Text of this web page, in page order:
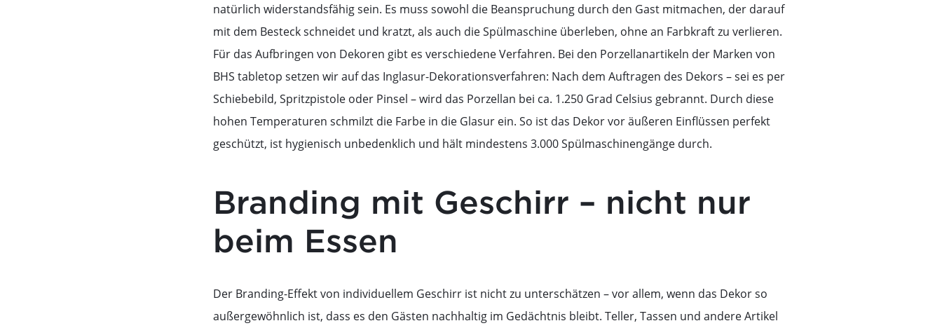
natürlich widerstandsfähig sein. Es muss sowohl die Beanspruchung durch den Gast mitmachen, der darauf
mit dem Besteck schneidet und kratzt, als auch die Spülmaschine überleben, ohne an Farbkraft zu verlieren.
Für das Aufbringen von Dekoren gibt es verschiedene Verfahren. Bei den Porzellanartikeln der Marken von
BHS tabletop setzen wir auf das Inglasur-Dekorationsverfahren: Nach dem Auftragen des Dekors – sei es per
Schiebebild, Spritzpistole oder Pinsel – wird das Porzellan bei ca. 1.250 Grad Celsius gebrannt. Durch diese
hohen Temperaturen schmilzt die Farbe in die Glasur ein. So ist das Dekor vor äußeren Einflüssen perfekt
geschützt, ist hygienisch unbedenklich und hält mindestens 3.000 Spülmaschinengänge durch.
Branding mit Geschirr – nicht nur
beim Essen
Der Branding-Effekt von individuellem Geschirr ist nicht zu unterschätzen – vor allem, wenn das Dekor so
außergewöhnlich ist, dass es den Gästen nachhaltig im Gedächtnis bleibt. Teller, Tassen und andere Artikel